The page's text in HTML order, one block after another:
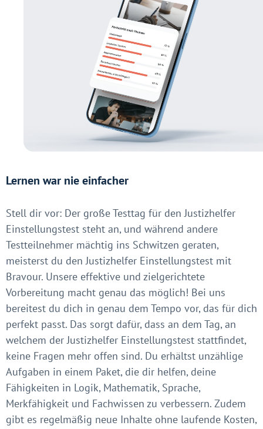
Lernen war nie einfacher
Stell dir vor: Der große Testtag für den Justizhelfer
Einstellungstest steht an, und während andere
Testteilnehmer mächtig ins Schwitzen geraten,
meisterst du den Justizhelfer Einstellungstest mit
Bravour. Unsere effektive und zielgerichtete
Vorbereitung macht genau das möglich! Bei uns
bereitest du dich in genau dem Tempo vor, das für dich
perfekt passt. Das sorgt dafür, dass an dem Tag, an
welchem der Justizhelfer Einstellungstest stattfindet,
keine Fragen mehr offen sind. Du erhältst unzählige
Aufgaben in einem Paket, die dir helfen, deine
Fähigkeiten in Logik, Mathematik, Sprache,
Merkfähigkeit und Fachwissen zu verbessern. Zudem
gibt es regelmäßig neue Inhalte ohne laufende Kosten,